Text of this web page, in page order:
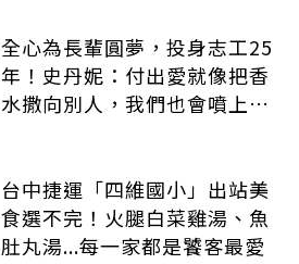
全心為長輩圓夢，投身志工25
年！史丹妮：付出愛就像把香
水撒向別人，我們也會噴上幾
台中捷運「四維國小」出站美
食選不完！火腿白菜雞湯、魚
肚丸湯...每一家都是饕客最愛